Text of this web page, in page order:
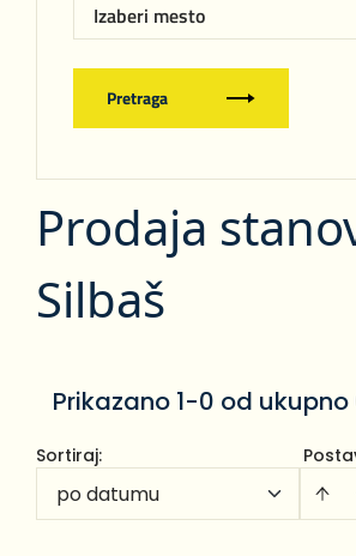
Izaberi mesto
Pretraga
Prodaja
Silbaš
Prikazano 1-0 od
Sortiraj:
po datumu